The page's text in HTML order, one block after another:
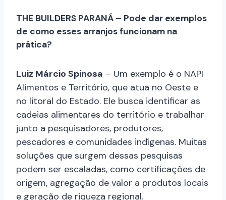
THE BUILDERS PARANÁ – Pode dar exemplos
de como esses arranjos funcionam na
prática?
Luiz Márcio Spinosa – Um exemplo é o NAPI
Alimentos e Território, que atua no Oeste e
no litoral do Estado. Ele busca identificar as
cadeias alimentares do território e trabalhar
junto a pesquisadores, produtores,
pescadores e comunidades indígenas. Muitas
soluções que surgem dessas pesquisas
podem ser escaladas, como certificações de
origem, agregação de valor a produtos locais
e geração de riqueza regional.